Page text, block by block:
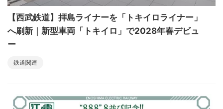
【西武鉄道】拝島ライナーを「トキイロライナー」
へ刷新｜新型車両「トキイロ」で2028年春デビュ
ー
鉄道関連